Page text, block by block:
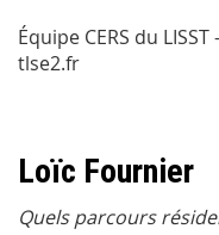
Équipe CERS du
tlse2.fr
Loïc Fournier
Quels parcours